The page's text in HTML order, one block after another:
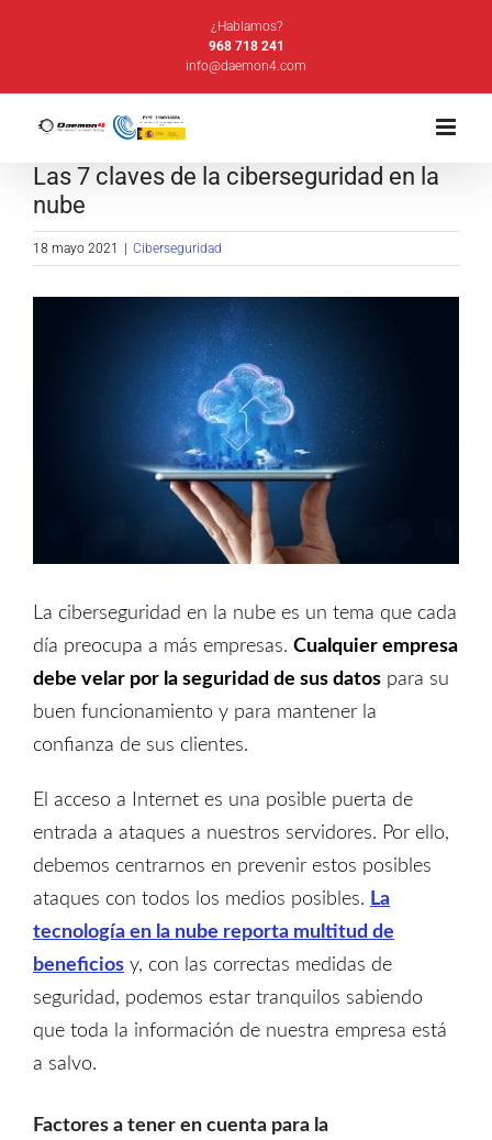
¿Hablamos?
968 718 241
info@daemon4.com
Las 7 claves de la ciberseguridad en la
nube
18 mayo 2021 Ciberseguridad
La ciberseguridad en la nube es un tema que cada
día preocupa a más empresas. Cualquier empresa
debe velar por la seguridad de sus datos para su
buen funcionamiento y para mantener la
confianza de sus clientes.
El acceso a Internet es una posible puerta de
entrada a ataques a nuestros servidores. Por ello,
debemos centrarnos en prevenir estos posibles
ataques con todos los medios posibles. La
tecnología en la nube reporta multitud de
beneficios y, con las correctas medidas de
seguridad, podemos estar tranquilos sabiendo
que toda la información de nuestra empresa está
a salvo.
Factores a tener en cuenta para la